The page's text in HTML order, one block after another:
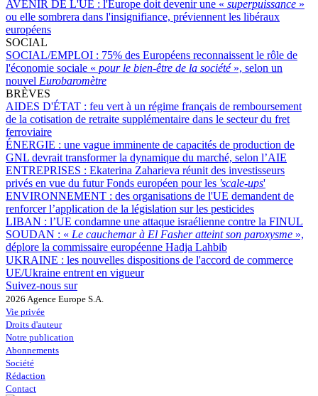
AVENIR DE L'UE : l'Europe doit devenir une « superpuissance »
ou elle sombrera dans l'insignifiance, préviennent les libéraux
européens
SOCIAL
SOCIAL/EMPLOI : 75% des Européens reconnaissent le rôle de
l'économie sociale « pour le bien-être de la société », selon un
nouvel Eurobaromètre
BRÈVES
AIDES D'ÉTAT : feu vert à un régime français de remboursement
de la cotisation de retraite supplémentaire dans le secteur du fret
ferroviaire
ÉNERGIE : une vague imminente de capacités de production de
GNL devrait transformer la dynamique du marché, selon l’AIE
ENTREPRISES : Ekaterina Zaharieva réunit des investisseurs
privés en vue du futur Fonds européen pour les 'scale-ups'
ENVIRONNEMENT : des organisations de l'UE demandent de
renforcer l’application de la législation sur les pesticides
LIBAN : l’UE condamne une attaque israélienne contre la FINUL
SOUDAN : « Le cauchemar à El Fasher atteint son paroxysme »,
déplore la commissaire européenne Hadja Lahbib
UKRAINE : les nouvelles dispositions de l'accord de commerce
UE/Ukraine entrent en vigueur
Suivez-nous sur
2026 Agence Europe S.A.
Vie privée
Droits d'auteur
Notre publication
Abonnements
Société
Rédaction
Contact